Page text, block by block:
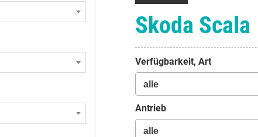
Skoda Scala
Verfügbarkeit, Art
Antrieb